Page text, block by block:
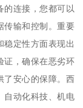
的连接，您都可以
传输和控制。重要
稳定性方面表现出
证，确保在恶劣环
了安心的保障。西
自动化科技、机电